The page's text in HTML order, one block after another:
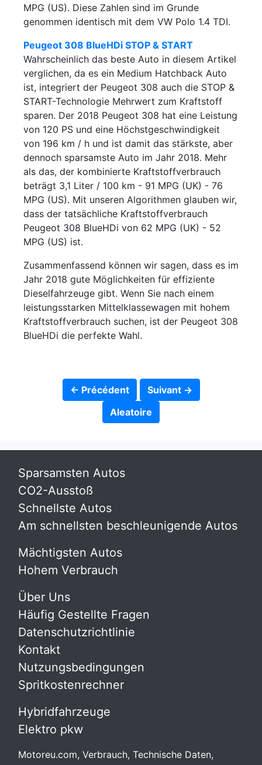
MPG (US). Diese Zahlen sind im Grunde
genommen identisch mit dem VW Polo 1.4 TDI.
Peugeot 308 BlueHDi STOP & START
Wahrscheinlich das beste Auto in diesem Artikel
verglichen, da es ein Medium Hatchback Auto
ist, integriert der Peugeot 308 auch die STOP &
START-Technologie Mehrwert zum Kraftstoff
sparen. Der 2018 Peugeot 308 hat eine Leistung
von 120 PS und eine Höchstgeschwindigkeit
von 196 km / h und ist damit das stärkste, aber
dennoch sparsamste Auto im Jahr 2018. Mehr
als das, der kombinierte Kraftstoffverbrauch
beträgt 3,1 Liter / 100 km - 91 MPG (UK) - 76
MPG (US). Mit unseren Algorithmen glauben wir,
dass der tatsächliche Kraftstoffverbrauch
Peugeot 308 BlueHDi von 62 MPG (UK) - 52
MPG (US) ist.
Zusammenfassend können wir sagen, dass es im
Jahr 2018 gute Möglichkeiten für effiziente
Dieselfahrzeuge gibt. Wenn Sie nach einem
leistungsstarken Mittelklassewagen mit hohem
Kraftstoffverbrauch suchen, ist der Peugeot 308
BlueHDi die perfekte Wahl.
← Précédent
Suivant →
Aleatoire
Sparsamsten Autos
CO2-Ausstoß
Schnellste Autos
Am schnellsten beschleunigende Autos
Mächtigsten Autos
Hohem Verbrauch
Über Uns
Häufig Gestellte Fragen
Datenschutzrichtlinie
Kontakt
Nutzungsbedingungen
Spritkostenrechner
Hybridfahrzeuge
Elektro pkw
Motoreu.com, Verbrauch, Technische Daten,